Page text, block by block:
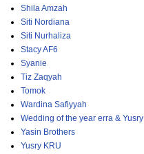
Shila Amzah
Siti Nordiana
Siti Nurhaliza
Stacy AF6
Syanie
Tiz Zaqyah
Tomok
Wardina Safiyyah
Wedding of the year erra & Yusry
Yasin Brothers
Yusry KRU